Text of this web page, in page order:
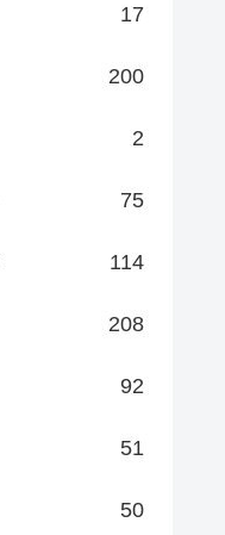
17
200
2
75
114
208
92
51
50